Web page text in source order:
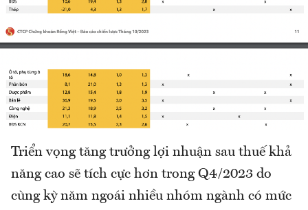
Triển vọng tăng trưởng lợi nhuận sau thuế khả
năng cao sẽ tích cực hơn trong Q4/2023 do
cùng kỳ năm ngoái nhiều nhóm ngành có mức